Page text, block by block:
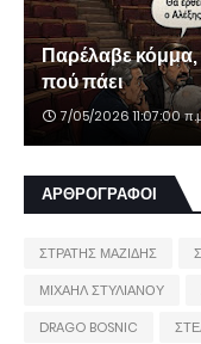
Παρέλαβε
πού πάει
7/05/2026 11:07:00
ΑΡΘΡΟΓΡΑΦΟΙ
ΣΤΡΑΤΗΣ ΜΑΖΙΔΗΣ
ΜΙΧΑΗΛ ΣΤΥΛΙΑΝΟΥ
DRAGO BOSNIC